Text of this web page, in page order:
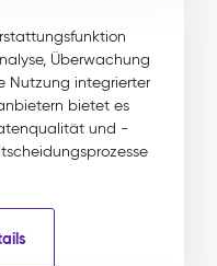
Überwachung
Nutzung integrierter
bietet es
und -